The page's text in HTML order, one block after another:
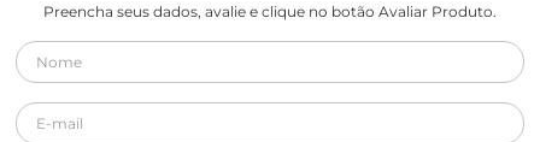
Preencha seus dados, avalie e clique no botão Avaliar Produto.